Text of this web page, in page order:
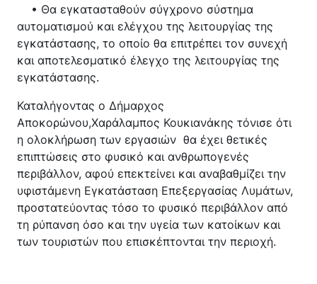
• Θα εγκατασταθούν σύγχρονο σύστημα
αυτοματισμού και ελέγχου της λειτουργίας της
εγκατάστασης, το οποίο θα επιτρέπει τον συνεχή
και αποτελεσματικό έλεγχο της λειτουργίας της
εγκατάστασης.
Καταλήγοντας ο Δήμαρχος
Αποκορώνου,Χαράλαμπος Κουκιανάκης τόνισε ότι
η ολοκλήρωση των εργασιών θα έχει θετικές
επιπτώσεις στο φυσικό και ανθρωπογενές
περιβάλλον, αφού επεκτείνει και αναβαθμίζει την
υφιστάμενη Εγκατάσταση Επεξεργασίας Λυμάτων,
προστατεύοντας τόσο το φυσικό περιβάλλον από
τη ρύπανση όσο και την υγεία των κατοίκων και
των τουριστών που επισκέπτονται την περιοχή.